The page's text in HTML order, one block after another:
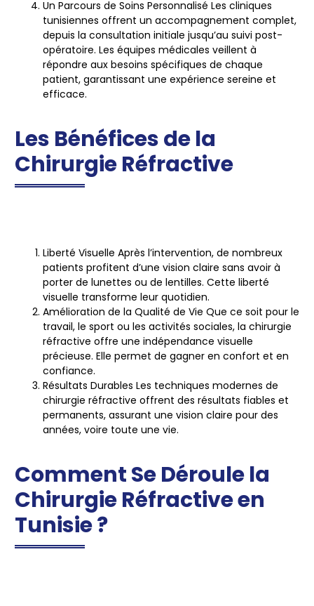
Un Parcours de Soins Personnalisé Les cliniques
tunisiennes offrent un accompagnement complet,
depuis la consultation initiale jusqu’au suivi post-
opératoire. Les équipes médicales veillent à
répondre aux besoins spécifiques de chaque
patient, garantissant une expérience sereine et
efficace.
Les Bénéfices de la
Chirurgie Réfractive
Liberté Visuelle Après l’intervention, de nombreux
patients profitent d’une vision claire sans avoir à
porter de lunettes ou de lentilles. Cette liberté
visuelle transforme leur quotidien.
Amélioration de la Qualité de Vie Que ce soit pour le
travail, le sport ou les activités sociales, la chirurgie
réfractive offre une indépendance visuelle
précieuse. Elle permet de gagner en confort et en
confiance.
Résultats Durables Les techniques modernes de
chirurgie réfractive offrent des résultats fiables et
permanents, assurant une vision claire pour des
années, voire toute une vie.
Comment Se Déroule la
Chirurgie Réfractive en
Tunisie ?